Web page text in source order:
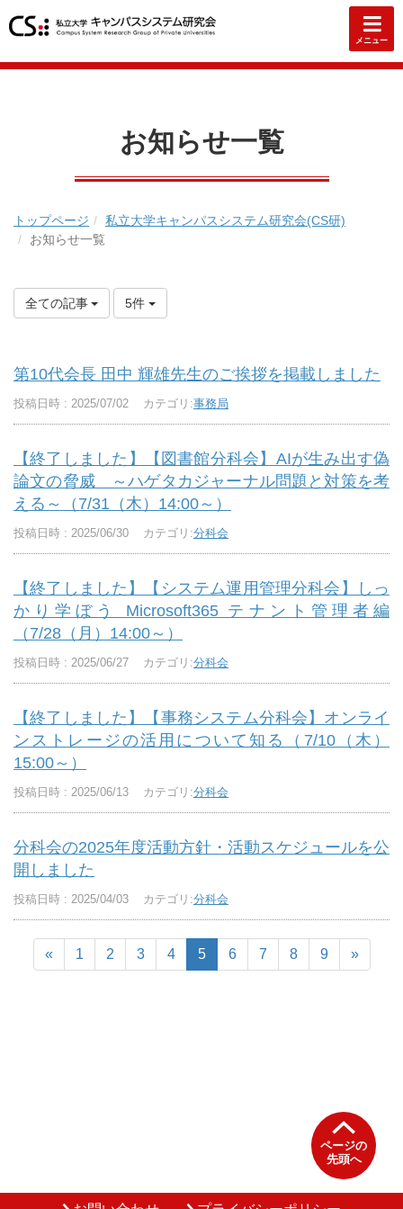
メニュー
お知らせ一覧
トップページ
私立大学キャンパスシステム研究会(CS研)
お知らせ一覧
全ての記事 5件
第10代会長 田中 輝雄先生のご挨拶を掲載しました
投稿日時 : 2025/07/02 カテゴリ:事務局
【終了しました】【図書館分科会】AIが生み出す偽
論文の脅威 ～ハゲタカジャーナル問題と対策を考
える～（7/31（木）14:00～）
投稿日時 : 2025/06/30 カテゴリ:分科会
【終了しました】【システム運用管理分科会】しっ
かり学ぼう Microsoft365 テナント管理者編
（7/28（月）14:00～）
投稿日時 : 2025/06/27 カテゴリ:分科会
【終了しました】【事務システム分科会】オンライ
ンストレージの活用について知る（7/10（木）
15:00～）
投稿日時 : 2025/06/13 カテゴリ:分科会
分科会の2025年度活動方針・活動スケジュールを公
開しました
投稿日時 : 2025/04/03 カテゴリ:分科会
« 1 2 3 4 5 6 7 8 9 »
ページの
先頭へ